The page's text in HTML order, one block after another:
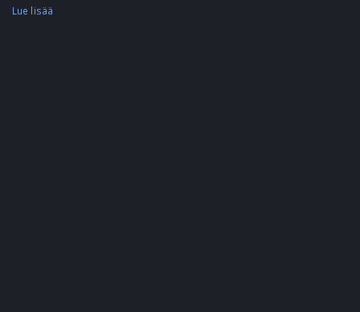
Lue lisää